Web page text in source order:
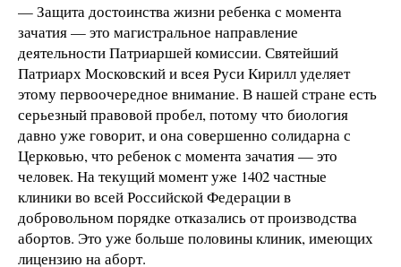
— Защита достоинства жизни ребенка с момента
зачатия — это магистральное направление
деятельности Патриаршей комиссии. Святейший
Патриарх Московский и всея Руси Кирилл уделяет
этому первоочередное внимание. В нашей стране есть
серьезный правовой пробел, потому что биология
давно уже говорит, и она совершенно солидарна с
Церковью, что ребенок с момента зачатия — это
человек. На текущий момент уже 1402 частные
клиники во всей Российской Федерации в
добровольном порядке отказались от производства
абортов. Это уже больше половины клиник, имеющих
лицензию на аборт.